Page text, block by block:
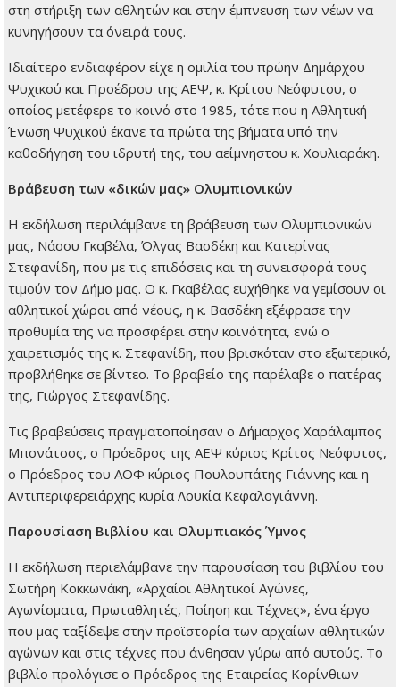
στη στήριξη των αθλητών και στην έμπνευση των νέων να
κυνηγήσουν τα όνειρά τους.
Ιδιαίτερο ενδιαφέρον είχε η ομιλία του πρώην Δημάρχου
Ψυχικού και Προέδρου της ΑΕΨ, κ. Κρίτου Νεόφυτου, ο
οποίος μετέφερε το κοινό στο 1985, τότε που η Αθλητική
Ένωση Ψυχικού έκανε τα πρώτα της βήματα υπό την
καθοδήγηση του ιδρυτή της, του αείμνηστου κ. Χουλιαράκη.
Βράβευση των «δικών μας» Ολυμπιονικών
Η εκδήλωση περιλάμβανε τη βράβευση των Ολυμπιονικών
μας, Νάσου Γκαβέλα, Όλγας Βασδέκη και Κατερίνας
Στεφανίδη, που με τις επιδόσεις και τη συνεισφορά τους
τιμούν τον Δήμο μας. Ο κ. Γκαβέλας ευχήθηκε να γεμίσουν οι
αθλητικοί χώροι από νέους, η κ. Βασδέκη εξέφρασε την
προθυμία της να προσφέρει στην κοινότητα, ενώ ο
χαιρετισμός της κ. Στεφανίδη, που βρισκόταν στο εξωτερικό,
προβλήθηκε σε βίντεο. Το βραβείο της παρέλαβε ο πατέρας
της, Γιώργος Στεφανίδης.
Τις βραβεύσεις πραγματοποίησαν ο Δήμαρχος Χαράλαμπος
Μπονάτσος, ο Πρόεδρος της ΑΕΨ κύριος Κρίτος Νεόφυτος,
ο Πρόεδρος του ΑΟΦ κύριος Πουλουπάτης Γιάννης και η
Aντιπεριφερειάρχης κυρία Λουκία Κεφαλογιάννη.
Παρουσίαση Βιβλίου και Ολυμπιακός Ύμνος
Η εκδήλωση περιελάμβανε την παρουσίαση του βιβλίου του
Σωτήρη Κοκκωνάκη, «Αρχαίοι Αθλητικοί Αγώνες,
Αγωνίσματα, Πρωταθλητές, Ποίηση και Τέχνες», ένα έργο
που μας ταξίδεψε στην προϊστορία των αρχαίων αθλητικών
αγώνων και στις τέχνες που άνθησαν γύρω από αυτούς. Το
βιβλίο προλόγισε ο Πρόεδρος της Εταιρείας Κορίνθιων